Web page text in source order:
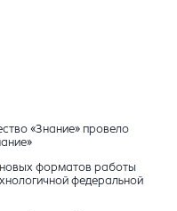
«Знание» провело
форматов работы
федеральной